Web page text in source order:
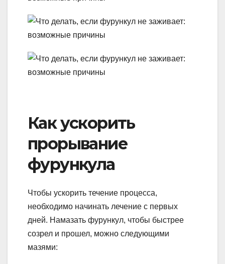
Как ускорить
прорывание
фурункула
Чтобы ускорить течение процесса,
необходимо начинать лечение с первых
дней. Намазать фурункул, чтобы быстрее
созрел и прошел, можно следующими
мазями: